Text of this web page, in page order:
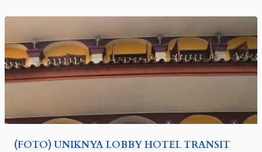
(FOTO) UNIKNYA LOBBY HOTEL TRANSIT